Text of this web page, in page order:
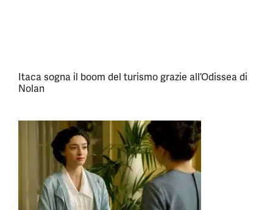
Itaca sogna il boom del turismo grazie all’Odissea di
Nolan